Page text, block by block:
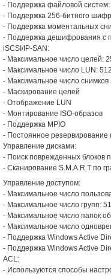
- Поддержка файловой систем:
- Поддержка 256-битного
- Поддержка моментальных
- Поддержка дешифрования с
iSCSI/IP-SAN:
- Максимальное число целей:
- Максимальное число LUN:
- Максимальное число
- Маскирование целей
- Отображение LUN
- Монтирование ISO-образов
- Поддержка MPIO
- Постоянное резервирование
Управление дисками:
- Поиск поврежденных блоков
- Сканирование S.M.A.R.T по
Управление доступом:
- Максимальное число
- Максимальное число групп:
- Максимальное число папок
- Максимальное число
- Поддержка Windows Active
- Поддержка Windows Active
ACL:
- Используются способы